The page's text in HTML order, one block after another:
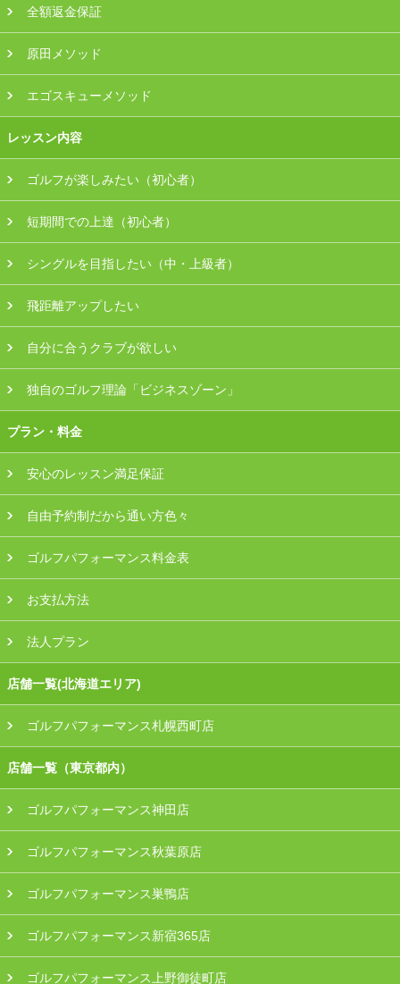
関西（大阪・兵庫・滋賀）
受講生の声
採用情報
全額返金保証
原田メソッド
エゴスキューメソッド
レッスン内容
ゴルフが楽しみたい（初心者）
短期間での上達（初心者）
シングルを目指したい（中・上級者）
飛距離アップしたい
自分に合うクラブが欲しい
独自のゴルフ理論「ビジネスゾーン」
プラン・料金
安心のレッスン満足保証
自由予約制だから通い方色々
ゴルフパフォーマンス料金表
お支払方法
法人プラン
店舗一覧(北海道エリア)
ゴルフパフォーマンス札幌西町店
店舗一覧（東京都内）
ゴルフパフォーマンス神田店
ゴルフパフォーマンス秋葉原店
ゴルフパフォーマンス巣鴨店
ゴルフパフォーマンス新宿365店
ゴルフパフォーマンス上野御徒町店